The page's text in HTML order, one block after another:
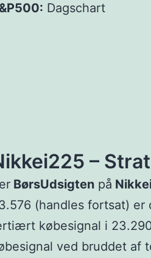
Dagschart
–
BørsUdsigten på
(handles fortsat)
købesignal i
ved bruddet af